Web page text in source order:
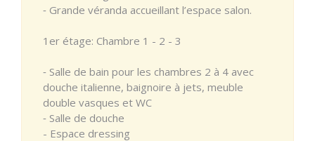
⁃ Grande véranda accueillant l’espace salon.
1er étage: Chambre 1 - 2 - 3
⁃ Salle de bain pour les chambres 2 à 4 avec
douche italienne, baignoire à jets, meuble
double vasques et WC
⁃ Salle de douche
- Espace dressing